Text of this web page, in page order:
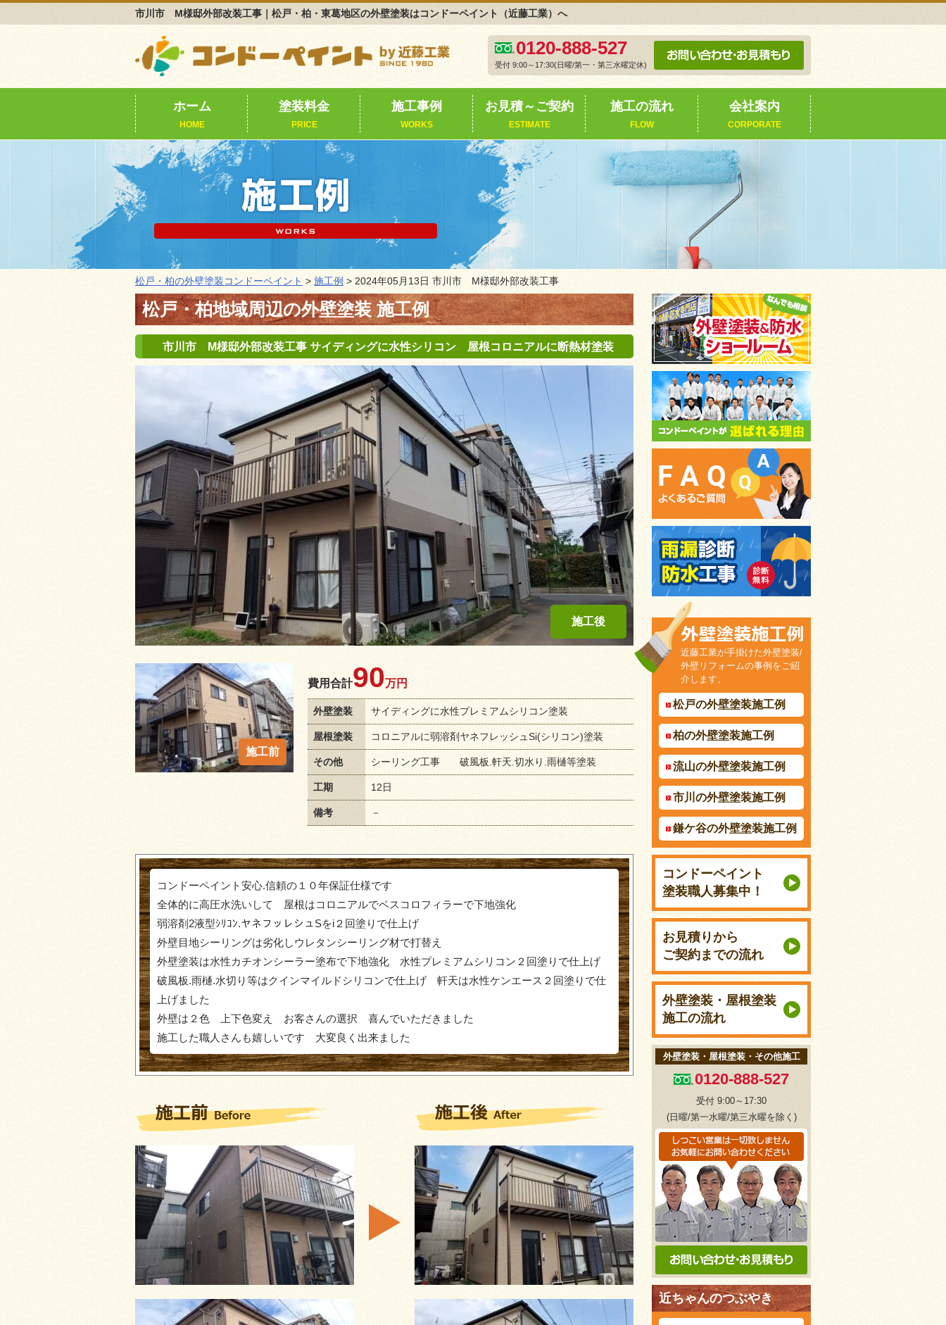
市川市 M様邸外部改装工事｜松戸・柏・東葛地区の外壁塗装はコンドーペイント（近藤工業）へ
0120-888-527
受付 9:00～17:30(日曜/第一・第三水曜定休)
ホーム
HOME
塗装料金
PRICE
施工事例
WORKS
お見積～ご契約
ESTIMATE
施工の流れ
FLOW
会社案内
CORPORATE
松戸・柏の外壁塗装コンドーペイント > 施工例 > 2024年05月13日 市川市 M様邸外部改装工事
松戸・柏地域周辺の外壁塗装 施工例
市川市 M様邸外部改装工事 サイディングに水性シリコン 屋根コロニアルに断熱材塗装
費用合計90万円
外壁塗装 サイディングに水性プレミアムシリコン塗装
屋根塗装 コロニアルに弱溶剤ヤネフレッシュSi(シリコン)塗装
その他 シーリング工事 破風板.軒天.切水り.雨樋等塗装
工期 12日
備考 －
コンドーペイント安心.信頼の１０年保証仕様です
全体的に高圧水洗いして 屋根はコロニアルでベスコロフィラーで下地強化
弱溶剤2液型ｼﾘｺﾝ.ヤネフッレシュSをi２回塗りで仕上げ
外壁目地シーリングは劣化しウレタンシーリング材で打替え
外壁塗装は水性カチオンシーラー塗布で下地強化 水性プレミアムシリコン２回塗りで仕上げ
破風板.雨樋.水切り等はクインマイルドシリコンで仕上げ 軒天は水性ケンエース２回塗りで仕
上げました
外壁は２色 上下色変え お客さんの選択 喜んでいただきました
施工した職人さんも嬉しいです 大変良く出来ました
近藤工業が手掛けた外壁塗装/
外壁リフォームの事例をご紹
介します。
松戸の外壁塗装施工例
柏の外壁塗装施工例
流山の外壁塗装施工例
市川の外壁塗装施工例
鎌ケ谷の外壁塗装施工例
コンドーペイント
塗装職人募集中！
お見積りから
ご契約までの流れ
外壁塗装・屋根塗装
施工の流れ
外壁塗装・屋根塗装・その他施工
0120-888-527
受付 9:00～17:30
(日曜/第一水曜/第三水曜を除く)
近ちゃんのつぶやき